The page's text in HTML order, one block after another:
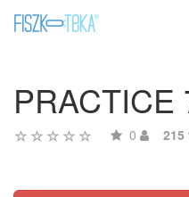
PRACTICE
0 215